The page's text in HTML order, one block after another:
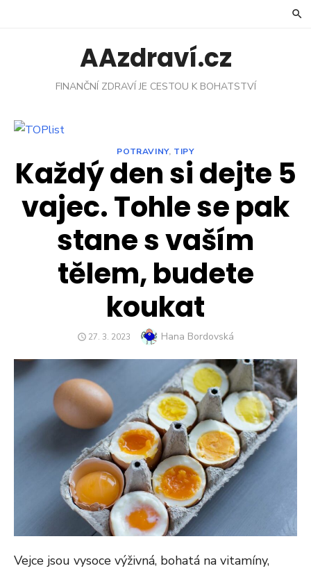
AAzdraví.cz
FINANČNÍ ZDRAVÍ JE CESTOU K BOHATSTVÍ
POTRAVINY, TIPY
Každý den si dejte 5
vajec. Tohle se pak
stane s vaším
tělem, budete
koukat
POSTED
27. 3. 2023 Author
Hana Bordovská
Vejce jsou vysoce výživná, bohatá na vitamíny,